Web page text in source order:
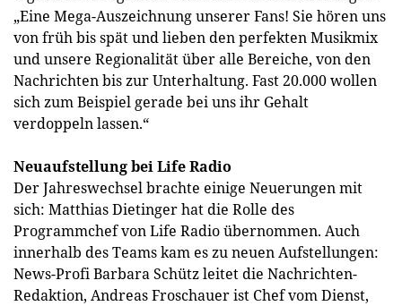
„Eine Mega-Auszeichnung unserer Fans! Sie hören uns
von früh bis spät und lieben den perfekten Musikmix
und unsere Regionalität über alle Bereiche, von den
Nachrichten bis zur Unterhaltung. Fast 20.000 wollen
sich zum Beispiel gerade bei uns ihr Gehalt
verdoppeln lassen.“
Neuaufstellung bei Life Radio
Der Jahreswechsel brachte einige Neuerungen mit
sich: Matthias Dietinger hat die Rolle des
Programmchef von Life Radio übernommen. Auch
innerhalb des Teams kam es zu neuen Aufstellungen:
News-Profi Barbara Schütz leitet die Nachrichten-
Redaktion, Andreas Froschauer ist Chef vom Dienst,